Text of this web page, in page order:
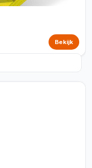
Bekijk